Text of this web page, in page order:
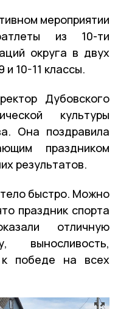
мероприятии
из 10-ти
округа в двух
и 10-11 классы.
Дубовского
культуры
Она поздравила
праздником
результатов.
быстро. Можно
праздник спорта
отличную
выносливость,
победе на всех